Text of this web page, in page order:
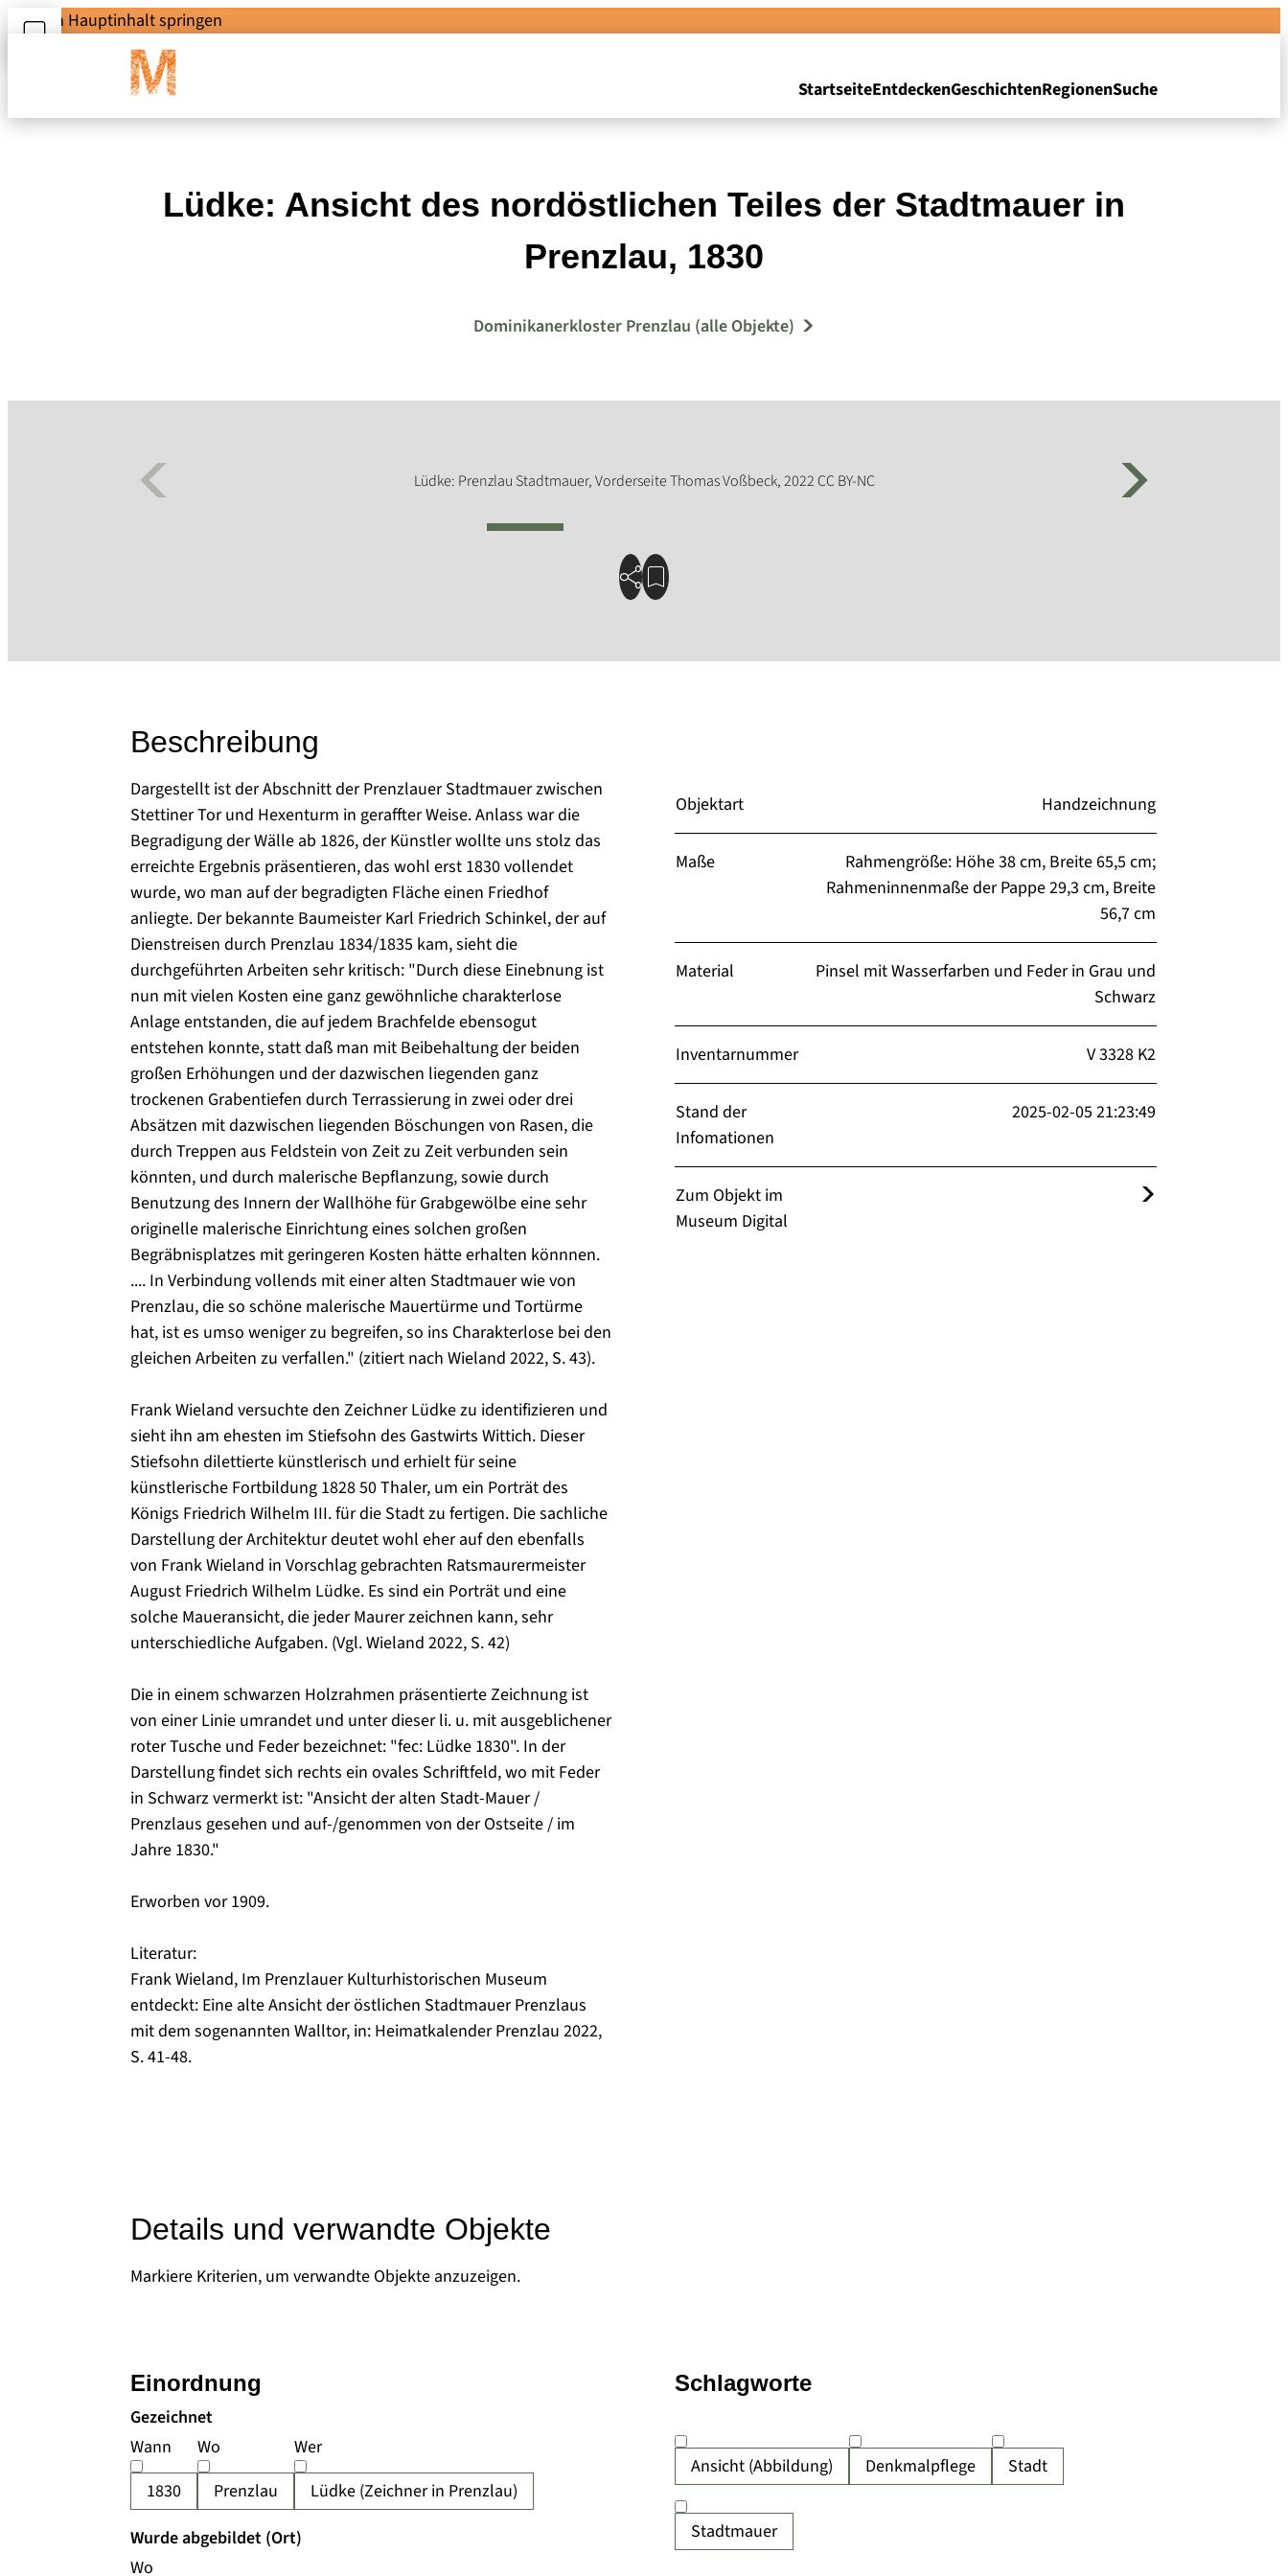
Zum Hauptinhalt springen
StartseiteEntdeckenGeschichtenRegionenSuche
Lüdke: Ansicht des nordöstlichen Teiles der Stadtmauer in
Prenzlau, 1830
Dominikanerkloster Prenzlau (alle Objekte)
Beschreibung
Dargestellt ist der Abschnitt der Prenzlauer Stadtmauer zwischen
Stettiner Tor und Hexenturm in geraffter Weise. Anlass war die
Begradigung der Wälle ab 1826, der Künstler wollte uns stolz das
erreichte Ergebnis präsentieren, das wohl erst 1830 vollendet
wurde, wo man auf der begradigten Fläche einen Friedhof
anliegte. Der bekannte Baumeister Karl Friedrich Schinkel, der auf
Dienstreisen durch Prenzlau 1834/1835 kam, sieht die
durchgeführten Arbeiten sehr kritisch: "Durch diese Einebnung ist
nun mit vielen Kosten eine ganz gewöhnliche charakterlose
Anlage entstanden, die auf jedem Brachfelde ebensogut
entstehen konnte, statt daß man mit Beibehaltung der beiden
großen Erhöhungen und der dazwischen liegenden ganz
trockenen Grabentiefen durch Terrassierung in zwei oder drei
Absätzen mit dazwischen liegenden Böschungen von Rasen, die
durch Treppen aus Feldstein von Zeit zu Zeit verbunden sein
könnten, und durch malerische Bepflanzung, sowie durch
Benutzung des Innern der Wallhöhe für Grabgewölbe eine sehr
originelle malerische Einrichtung eines solchen großen
Begräbnisplatzes mit geringeren Kosten hätte erhalten könnnen.
.... In Verbindung vollends mit einer alten Stadtmauer wie von
Prenzlau, die so schöne malerische Mauertürme und Tortürme
hat, ist es umso weniger zu begreifen, so ins Charakterlose bei den
gleichen Arbeiten zu verfallen." (zitiert nach Wieland 2022, S. 43).
Frank Wieland versuchte den Zeichner Lüdke zu identifizieren und
sieht ihn am ehesten im Stiefsohn des Gastwirts Wittich. Dieser
Stiefsohn dilettierte künstlerisch und erhielt für seine
künstlerische Fortbildung 1828 50 Thaler, um ein Porträt des
Königs Friedrich Wilhelm III. für die Stadt zu fertigen. Die sachliche
Darstellung der Architektur deutet wohl eher auf den ebenfalls
von Frank Wieland in Vorschlag gebrachten Ratsmaurermeister
August Friedrich Wilhelm Lüdke. Es sind ein Porträt und eine
solche Maueransicht, die jeder Maurer zeichnen kann, sehr
unterschiedliche Aufgaben. (Vgl. Wieland 2022, S. 42)
Die in einem schwarzen Holzrahmen präsentierte Zeichnung ist
von einer Linie umrandet und unter dieser li. u. mit ausgeblichener
roter Tusche und Feder bezeichnet: "fec: Lüdke 1830". In der
Darstellung findet sich rechts ein ovales Schriftfeld, wo mit Feder
in Schwarz vermerkt ist: "Ansicht der alten Stadt-Mauer /
Prenzlaus gesehen und auf-/genommen von der Ostseite / im
Jahre 1830."
Erworben vor 1909.
Literatur:
Frank Wieland, Im Prenzlauer Kulturhistorischen Museum
entdeckt: Eine alte Ansicht der östlichen Stadtmauer Prenzlaus
mit dem sogenannten Walltor, in: Heimatkalender Prenzlau 2022,
S. 41-48.
Objektart Handzeichnung
Maße
Rahmengröße: Höhe 38 cm, Breite 65,5 cm;
Rahmeninnenmaße der Pappe 29,3 cm, Breite
56,7 cm
Material
Pinsel mit Wasserfarben und Feder in Grau und
Schwarz
Inventarnummer V 3328 K2
Stand der
Infomationen
2025-02-05 21:23:49
Zum Objekt im
Museum Digital
Details und verwandte Objekte
Markiere Kriterien, um verwandte Objekte anzuzeigen.
Gezeichnet
Wann
1830
Wo
Prenzlau
Wer
Lüdke (Zeichner in Prenzlau)
Wurde abgebildet (Ort)
Wo
Ansicht (Abbildung) Denkmalpflege Stadt
Stadtmauer
Einordnung Schlagworte